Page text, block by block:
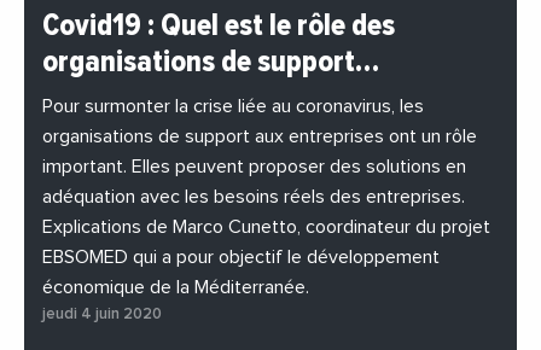
#BuzzNews
#Decideurs
#EchangesMediterraneens
#Economie
#EnDirectDe
#Entreprises
#Institutions
#PhotosEtVideos
Covid19 : Quel est le rôle des
organisations de support…
Pour surmonter la crise liée au coronavirus, les
organisations de support aux entreprises ont un rôle
important. Elles peuvent proposer des solutions en
adéquation avec les besoins réels des entreprises.
Explications de Marco Cunetto, coordinateur du projet
EBSOMED qui a pour objectif le développement
économique de la Méditerranée.
jeudi 4 juin 2020